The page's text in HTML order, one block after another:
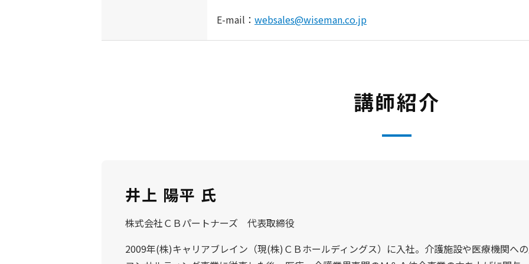
E-mail： websales@wiseman.co.jp
講師紹介
井上 陽平 氏
株式会社ＣＢパートナーズ 代表取締役
2009年(株)キャリアブレイン（現(株)ＣＢホールディングス）に入社。介護施設や医療機関へ